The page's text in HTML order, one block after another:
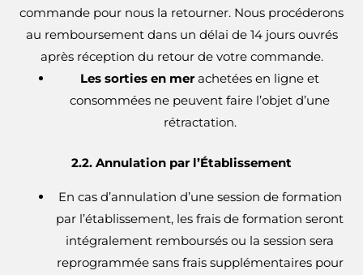
commande pour nous la retourner. Nous procéderons
au remboursement dans un délai de 14 jours ouvrés
après réception du retour de votre commande.
Les sorties en mer achetées en ligne et
consommées ne peuvent faire l’objet d’une
rétractation.
2.2. Annulation par l’Établissement
En cas d’annulation d’une session de formation
par l’établissement, les frais de formation seront
intégralement remboursés ou la session sera
reprogrammée sans frais supplémentaires pour